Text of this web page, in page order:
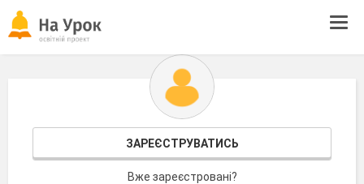
ЗАРЕЄСТРУВАТИСЬ
Вже зареєстровані?